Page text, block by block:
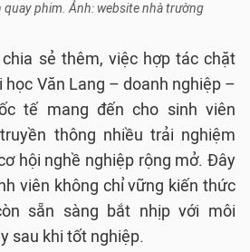
quay phim. Ảnh: website nhà trường
sẻ thêm, việc hợp tác chặt
Văn Lang – doanh nghiệp –
tế mang đến cho sinh viên
thông nhiều trải nghiệm
hội nghề nghiệp rộng mở. Đây
viên không chỉ vững kiến thức
sẵn sàng bắt nhịp với môi
sau khi tốt nghiệp.